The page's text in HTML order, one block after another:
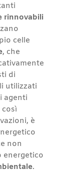
rinnovabili
celle
, che
di
utilizzati
agenti
è
non
energetico
.